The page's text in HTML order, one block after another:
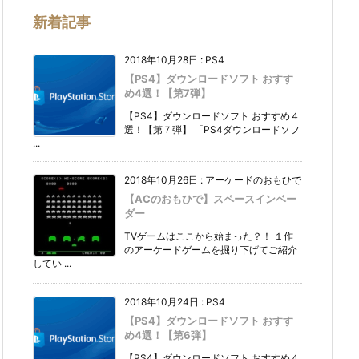
新着記事
2018年10月28日 : PS4
【PS4】ダウンロードソフト おすす
め4選！【第7弾】
【PS4】ダウンロードソフト おすすめ４
選！【第７弾】 「PS4ダウンロードソフ
...
2018年10月26日 : アーケードのおもひで
【ACのおもひで】スペースインベー
ダー
TVゲームはここから始まった？！ １作
のアーケードゲームを掘り下げてご紹介
してい ...
2018年10月24日 : PS4
【PS4】ダウンロードソフト おすす
め4選！【第6弾】